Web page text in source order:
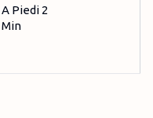
A Piedi 2
Min